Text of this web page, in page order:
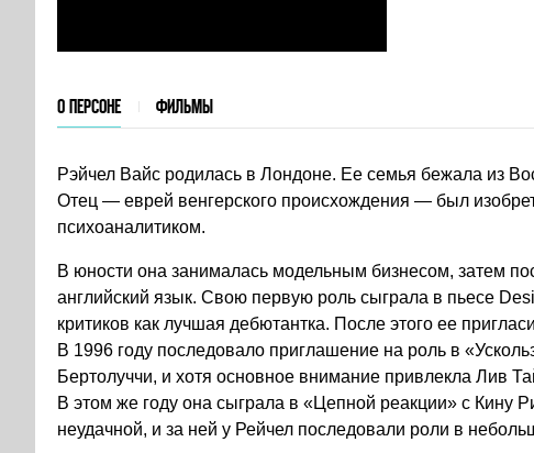
О ПЕРСОНЕ ФИЛЬМЫ
Рэйчел Вайс родилась в Лондоне. Ее семья бежала из
Отец — еврей венгерского происхождения — был
психоаналитиком.
В юности она занималась модельным бизнесом, затем
английский язык. Свою первую роль сыграла в пьесе
критиков как лучшая дебютантка. После этого ее
В 1996 году последовало приглашение на роль в
Бертолуччи, и хотя основное внимание привлекла Лив
В этом же году она сыграла в «Цепной реакции» с Кину
неудачной, и за ней у Рейчел последовали роли в